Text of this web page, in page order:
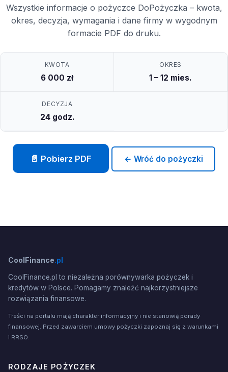
Wszystkie informacje o pożyczce DoPożyczka – kwota,
okres, decyzja, wymagania i dane firmy w wygodnym
formacie PDF do druku.
KWOTA
6 000 zł
OKRES
1 – 12 mies.
DECYZJA
24 godz.
📄 Pobierz PDF ← Wróć do pożyczki
CoolFinance.pl
CoolFinance.pl to niezależna porównywarka pożyczek i
kredytów w Polsce. Pomagamy znaleźć najkorzystniejsze
rozwiązania finansowe.
Treści na portalu mają charakter informacyjny i nie stanowią porady
finansowej. Przed zawarciem umowy pożyczki zapoznaj się z warunkami
i RRSO.
RODZAJE POŻYCZEK